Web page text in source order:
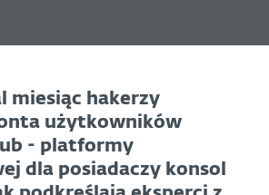
miesiąc hakerzy
użytkowników
- platformy
dla posiadaczy konsol